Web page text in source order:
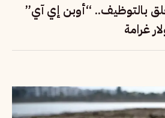
بالتوظيف.. “أوبن إي آي”